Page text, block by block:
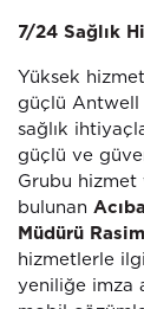
7/24 Sağlık
Yüksek
güçlü Antwell
sağlık
güçlü ve
Grubu hizmet
bulunan
Müdürü
hizmetlerle
yeniliğe imza